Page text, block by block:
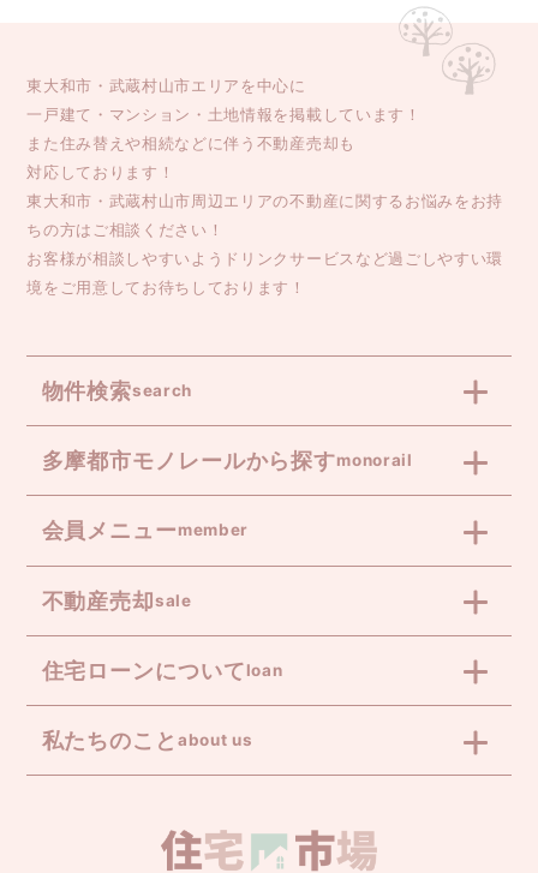
東大和市・武蔵村山市エリアを中心に
一戸建て・マンション・土地情報を掲載しています！
また住み替えや相続などに伴う不動産売却も
対応しております！
東大和市・武蔵村山市周辺エリアの不動産に関するお悩みをお持
ちの方はご相談ください！
お客様が相談しやすいようドリンクサービスなど過ごしやすい環
境をご用意してお待ちしております！
物件検索search
多摩都市モノレールから探すmonorail
会員メニューmember
不動産売却sale
住宅ローンについてloan
私たちのこと about us